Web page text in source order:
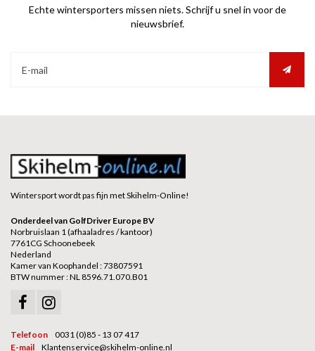
Echte wintersporters missen niets. Schrijf u snel in voor de
nieuwsbrief.
Wintersport wordt pas fijn met Skihelm-Online!
Onderdeel van GolfDriver Europe BV
Norbruislaan 1 (afhaaladres / kantoor)
7761CG Schoonebeek
Nederland
Kamer van Koophandel : 73807591
BTW nummer : NL 8596.71.070.B01
Telefoon
0031 (0)85 - 13 07 417
E-mail
Klantenservice@skihelm-online.nl